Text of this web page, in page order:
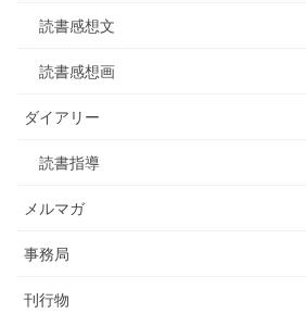
読書感想文
読書感想画
ダイアリー
読書指導
メルマガ
事務局
刊行物